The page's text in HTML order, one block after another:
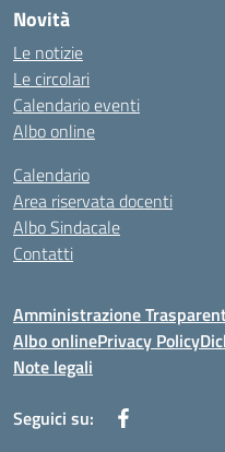
Novità
Le notizie
Le circolari
Calendario eventi
Albo online
Calendario
Area riservata docenti
Albo Sindacale
Contatti
Amministrazione
Albo onlinePrivacy Policy
Note legali
Seguici su: